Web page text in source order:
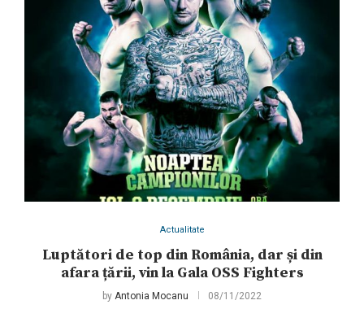
Actualitate
Luptători de top din România, dar și din
afara țării, vin la Gala OSS Fighters
by Antonia Mocanu 08/11/2022